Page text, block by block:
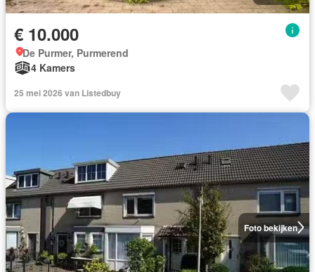
€ 10.000
De Purmer, Purmerend
4 Kamers
25 mei 2026 van Listedbuy
Foto bekijken